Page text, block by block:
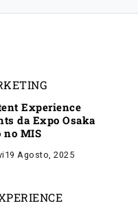
Experience
da Expo Osaka
no MIS
19 Agosto, 2025